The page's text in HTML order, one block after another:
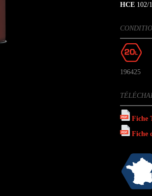
HCE 102/
196425
Fiche
Fiche